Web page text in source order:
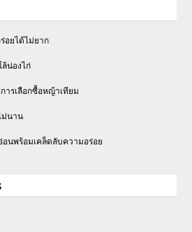
อยได้ไม่ยาก
น่องไก่
ารเลือกซื้อหญ้าเทียม
ม่นาน
นพร้อมเคล็ดลับความอร่อย